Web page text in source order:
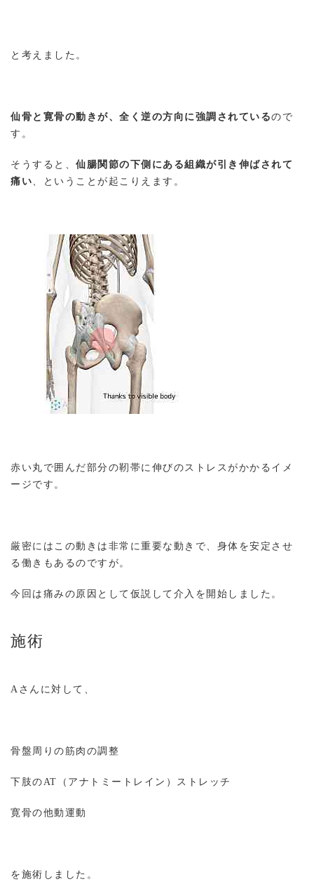
と考えました。
仙骨と寛骨の動きが、全く逆の方向に強調されているので
す。
そうすると、 仙腸関節の下側にある組織が引き伸ばされて
痛い 、ということが起こりえます。
赤い丸で囲んだ部分の靭帯に伸びのストレスがかかるイメ
ージです。
厳密にはこの動きは非常に重要な動きで、身体を安定させ
る働きもあるのですが。
今回は痛みの原因として仮説して介入を開始しました。
施術
Aさんに対して、
骨盤周りの筋肉の調整
下肢のAT（アナトミートレイン）ストレッチ
寛骨の他動運動
を施術しました。